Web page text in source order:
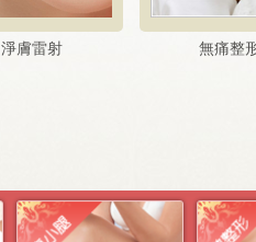
淨膚雷射 無痛整